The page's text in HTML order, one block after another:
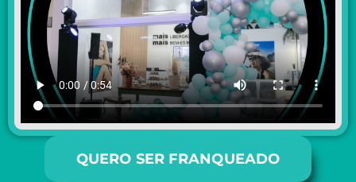
QUERO SER FRANQUEADO